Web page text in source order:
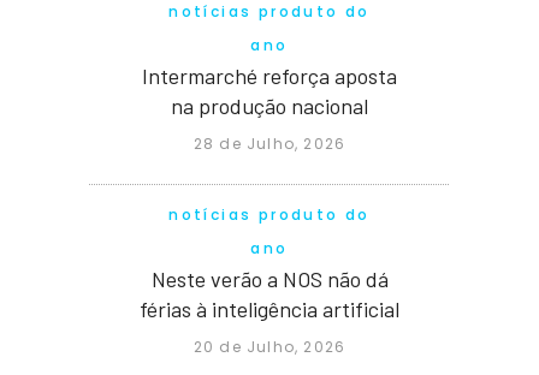
notícias produto do
ano
Intermarché reforça aposta
na produção nacional
28 de Julho, 2026
notícias produto do
ano
Neste verão a NOS não dá
férias à inteligência artificial
20 de Julho, 2026